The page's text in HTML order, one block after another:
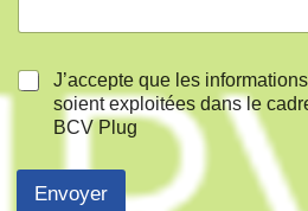
g
*
J’accepte que les
soient exploitées dans le
BCV Plug
Envoyer